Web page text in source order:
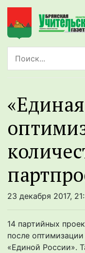
23 декабря 2017,
14 партийных
после
«Единой России».